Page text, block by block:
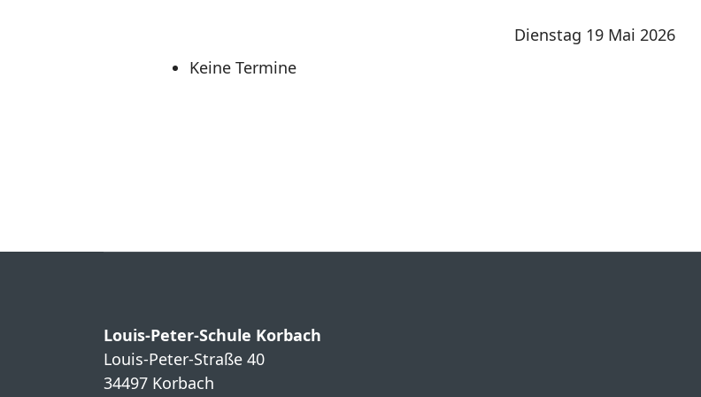
Dienstag 19 Mai 2026
Keine Termine
Louis-Peter-Schule Korbach
Louis-Peter-Straße 40
34497 Korbach